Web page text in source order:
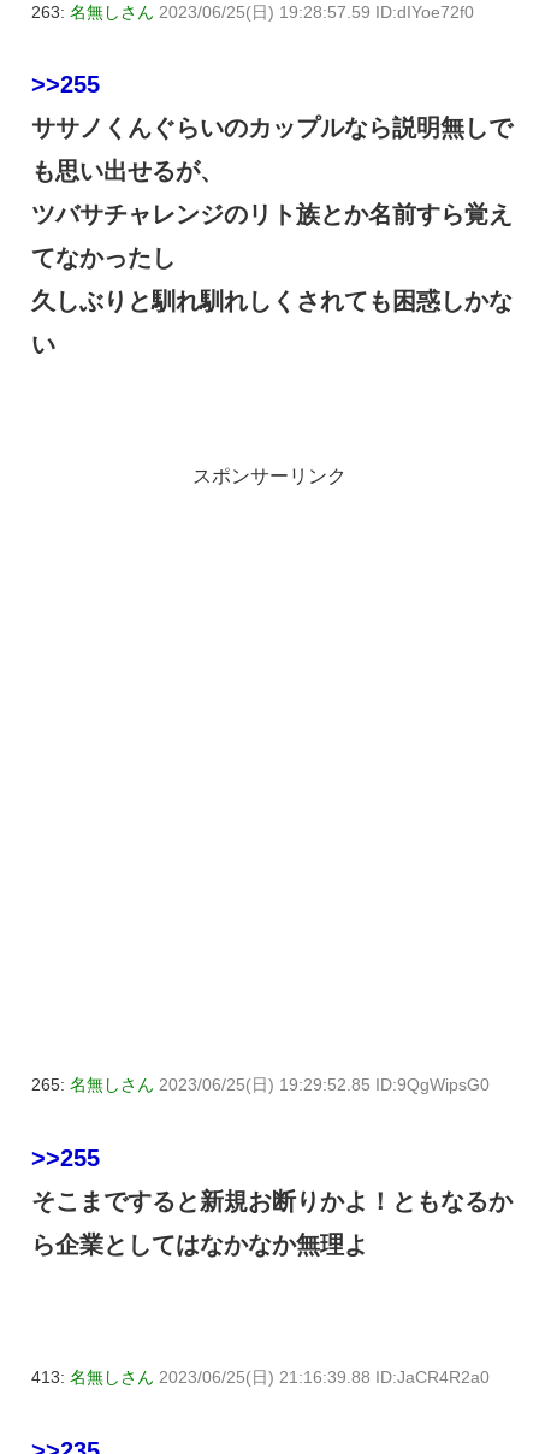
263: 名無しさん 2023/06/25(日) 19:28:57.59 ID:dIYoe72f0
>>255
ササノくんぐらいのカップルなら説明無しで
も思い出せるが、
ツバサチャレンジのリト族とか名前すら覚え
てなかったし
久しぶりと馴れ馴れしくされても困惑しかな
い
スポンサーリンク
265: 名無しさん 2023/06/25(日) 19:29:52.85 ID:9QgWipsG0
>>255
そこまですると新規お断りかよ！ともなるか
ら企業としてはなかなか無理よ
413: 名無しさん 2023/06/25(日) 21:16:39.88 ID:JaCR4R2a0